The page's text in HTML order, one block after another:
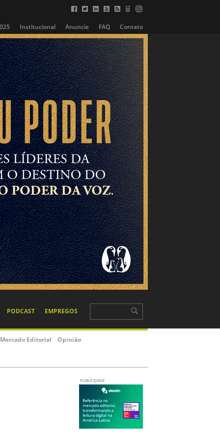
Institucional Anuncie FAQ Contato
PODCAST EMPREGOS
Mercado Editorial Opinião
PUBLICIDADE